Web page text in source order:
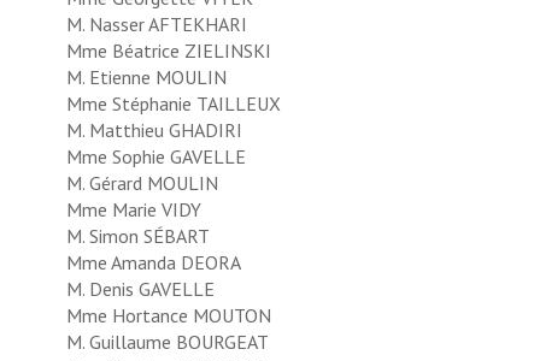
M. Nasser AFTEKHARI
Mme Béatrice ZIELINSKI
M. Etienne MOULIN
Mme Stéphanie TAILLEUX
M. Matthieu GHADIRI
Mme Sophie GAVELLE
M. Gérard MOULIN
Mme Marie VIDY
M. Simon SÉBART
Mme Amanda DEORA
M. Denis GAVELLE
Mme Hortance MOUTON
M. Guillaume BOURGEAT